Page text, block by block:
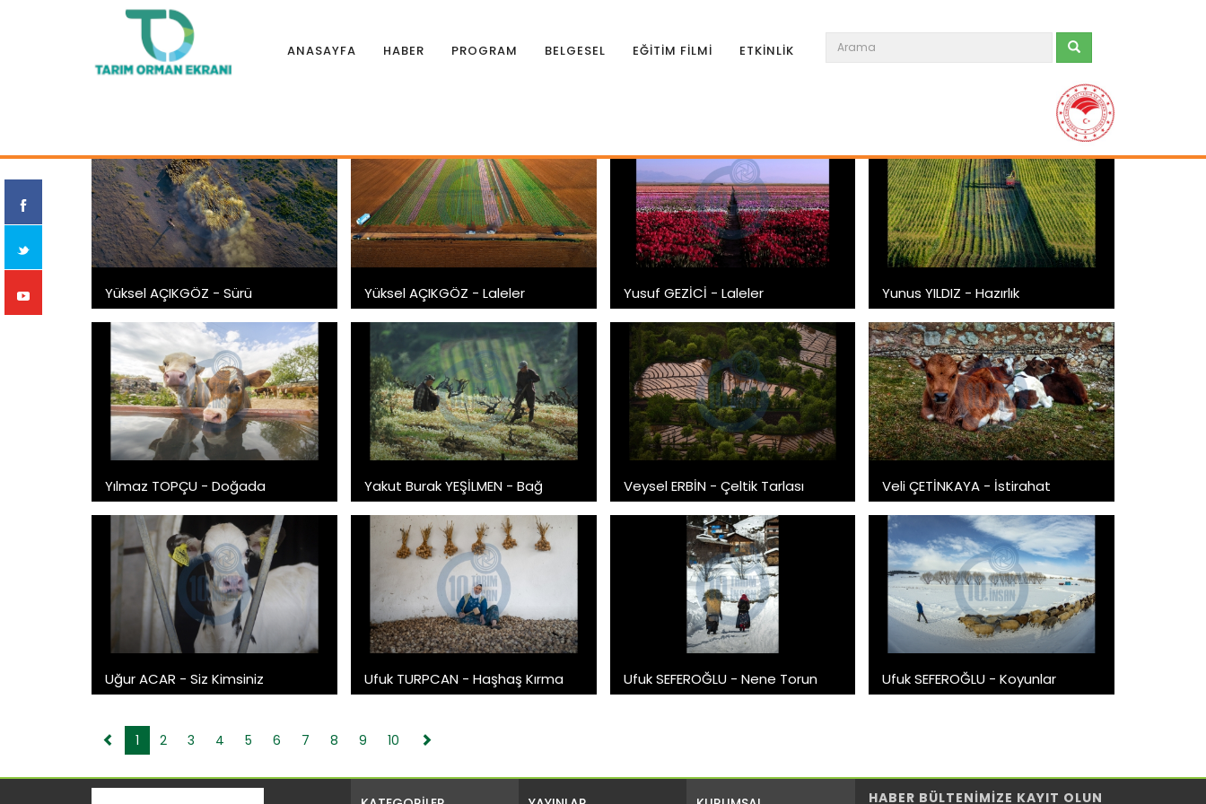
ANASAYFA HABER PROGRAM BELGESEL EĞİTİM FİLMİ ETKİNLİK
Yüksel AÇIKGÖZ - Sürü Yüksel AÇIKGÖZ - Laleler Yusuf GEZİCİ - Laleler Yunus YILDIZ - Hazırlık
Yılmaz TOPÇU - Doğada Yakut Burak YEŞİLMEN - Bağ Veysel ERBİN - Çeltik Tarlası Veli ÇETİNKAYA - İstirahat
Uğur ACAR - Siz Kimsiniz Ufuk TURPCAN - Haşhaş Kırma Ufuk SEFEROĞLU - Nene Torun Ufuk SEFEROĞLU - Koyunlar
1 2 3 4 5 6 7 8 9 10
HABER BÜLTENİMİZE KAYIT OLUN